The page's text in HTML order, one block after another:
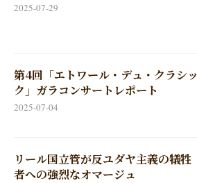
2025-07-29
第4回「エトワール・デュ・クラシッ
ク」ガラコンサートレポート
2025-07-04
リール国立管が反ユダヤ主義の犠牲
者への強烈なオマージュ